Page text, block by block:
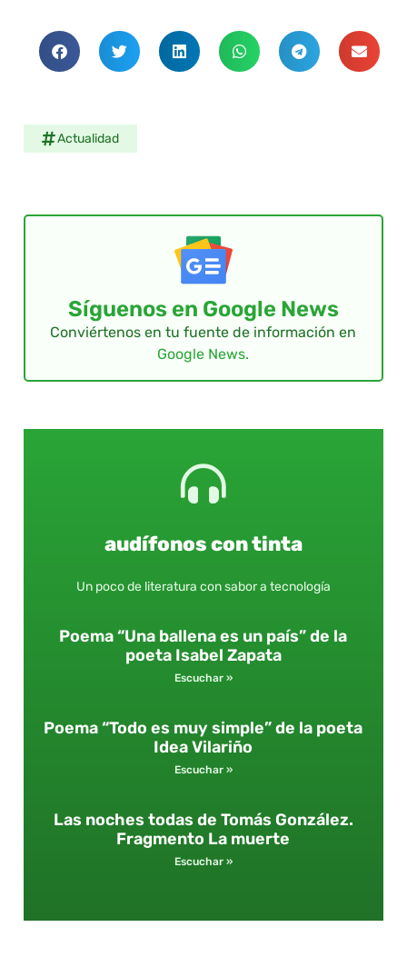
Actualidad
Síguenos en Google News
Conviértenos en tu fuente de información en
Google News.
audífonos con tinta
Un poco de literatura con sabor a tecnología
Poema “Una ballena es un país” de la
poeta Isabel Zapata
Escuchar »
Poema “Todo es muy simple” de la poeta
Idea Vilariño
Escuchar »
Las noches todas de Tomás González.
Fragmento La muerte
Escuchar »